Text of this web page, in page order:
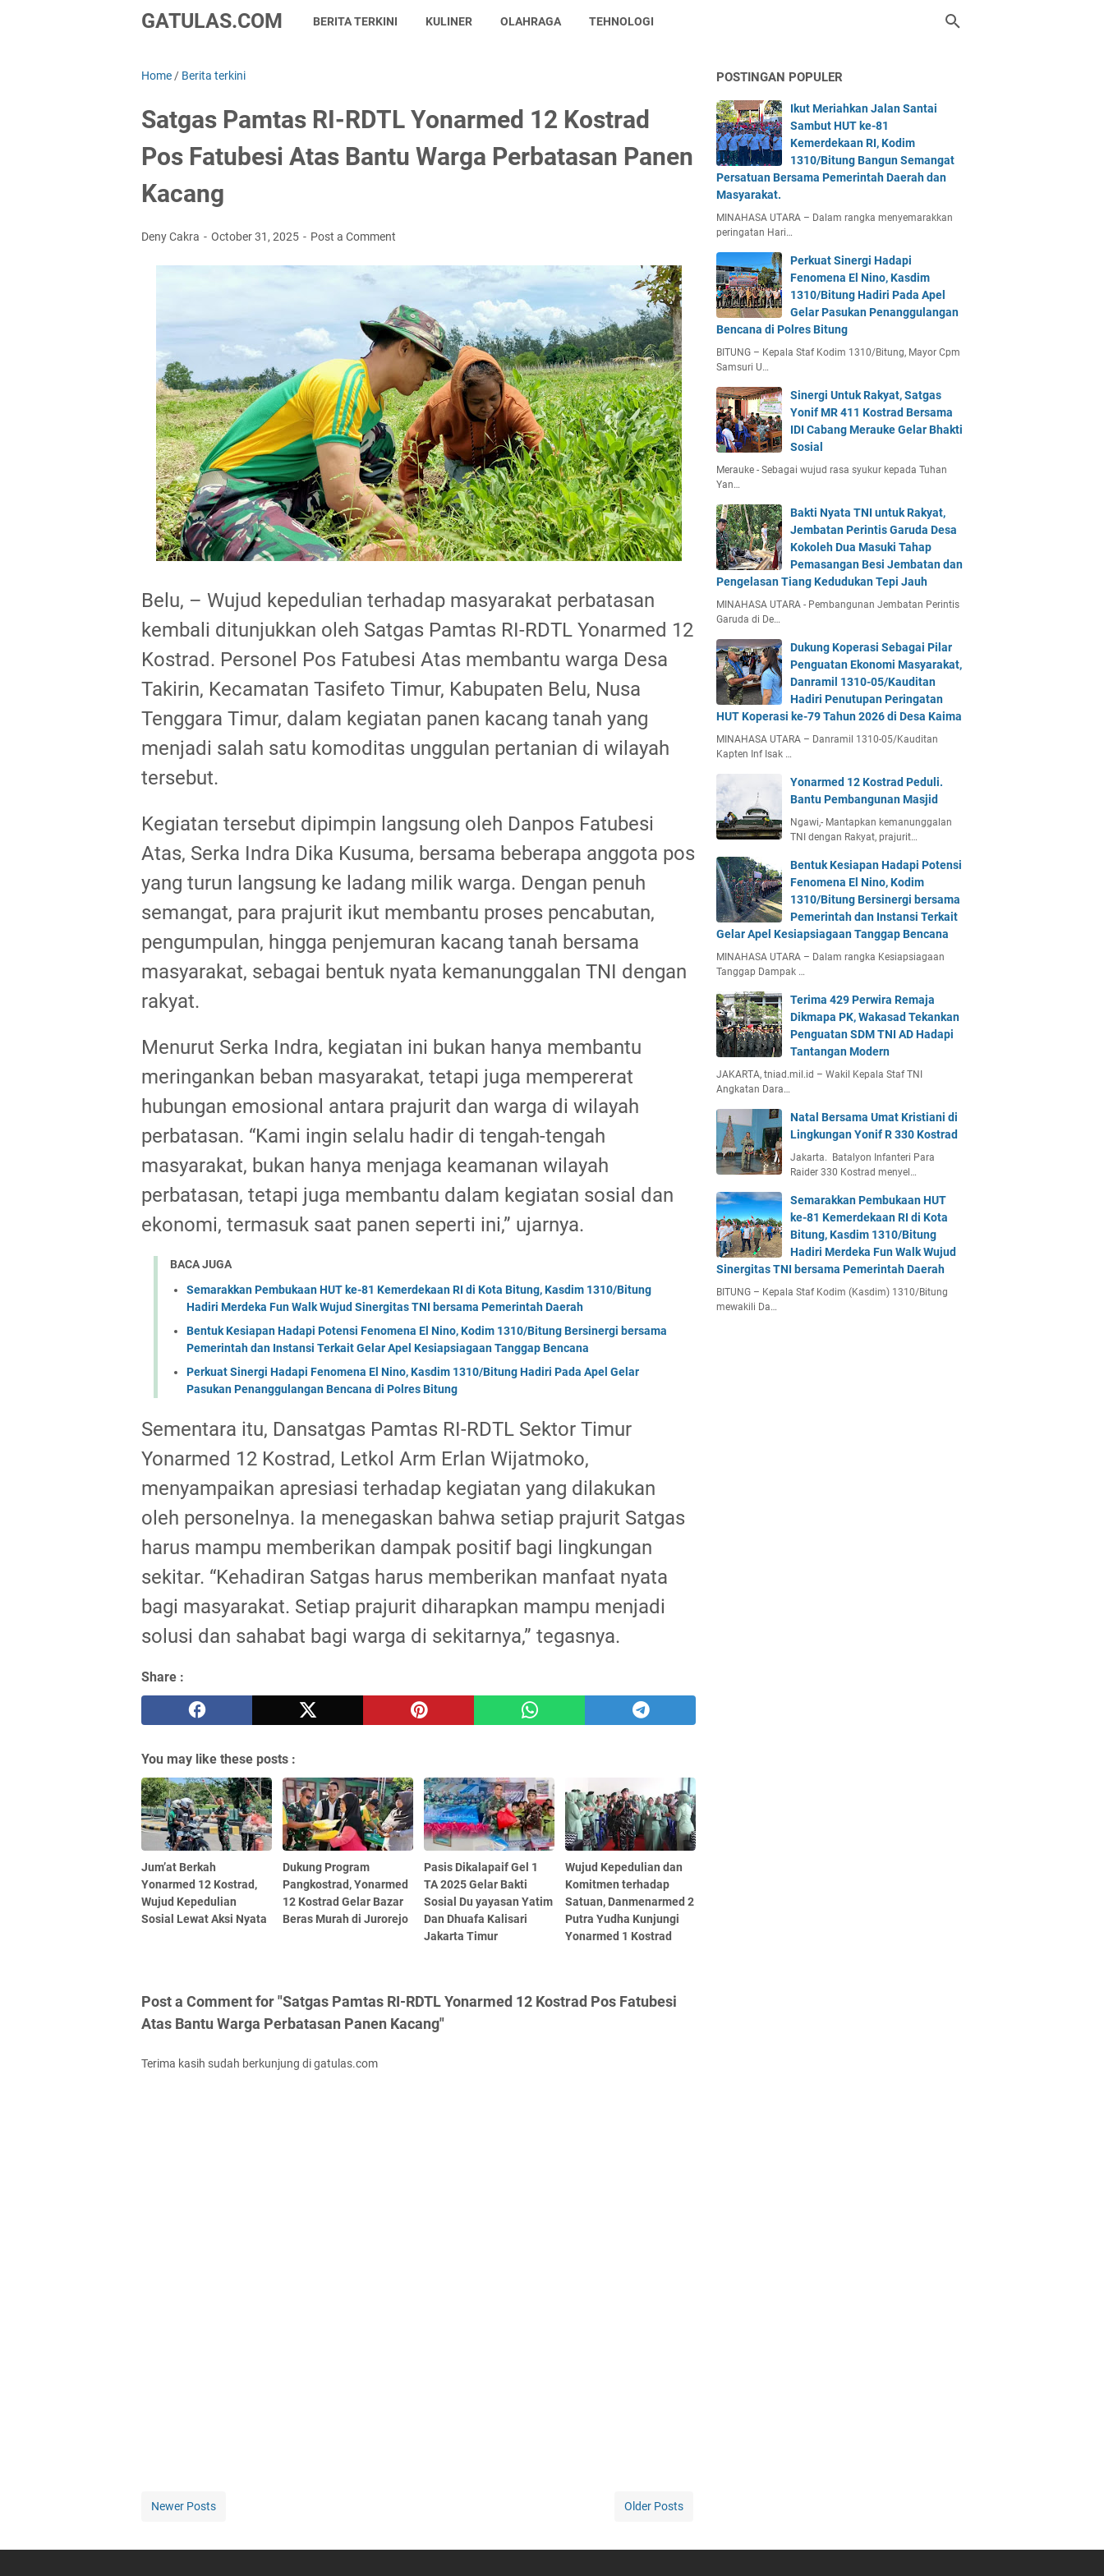
GATULAS.COM BERITA TERKINI KULINER OLAHRAGA TEHNOLOGI
Home / Berita terkini
Satgas Pamtas RI-RDTL Yonarmed 12 Kostrad
Pos Fatubesi Atas Bantu Warga Perbatasan Panen
Kacang
Deny Cakra October 31, 2025 Post a Comment
Belu, – Wujud kepedulian terhadap masyarakat perbatasan
kembali ditunjukkan oleh Satgas Pamtas RI-RDTL Yonarmed 12
Kostrad. Personel Pos Fatubesi Atas membantu warga Desa
Takirin, Kecamatan Tasifeto Timur, Kabupaten Belu, Nusa
Tenggara Timur, dalam kegiatan panen kacang tanah yang
menjadi salah satu komoditas unggulan pertanian di wilayah
tersebut.
Kegiatan tersebut dipimpin langsung oleh Danpos Fatubesi
Atas, Serka Indra Dika Kusuma, bersama beberapa anggota pos
yang turun langsung ke ladang milik warga. Dengan penuh
semangat, para prajurit ikut membantu proses pencabutan,
pengumpulan, hingga penjemuran kacang tanah bersama
masyarakat, sebagai bentuk nyata kemanunggalan TNI dengan
rakyat.
Menurut Serka Indra, kegiatan ini bukan hanya membantu
meringankan beban masyarakat, tetapi juga mempererat
hubungan emosional antara prajurit dan warga di wilayah
perbatasan. “Kami ingin selalu hadir di tengah-tengah
masyarakat, bukan hanya menjaga keamanan wilayah
perbatasan, tetapi juga membantu dalam kegiatan sosial dan
ekonomi, termasuk saat panen seperti ini,” ujarnya.
BACA JUGA
Semarakkan Pembukaan HUT ke-81 Kemerdekaan RI di Kota Bitung, Kasdim 1310/Bitung
Hadiri Merdeka Fun Walk Wujud Sinergitas TNI bersama Pemerintah Daerah
Bentuk Kesiapan Hadapi Potensi Fenomena El Nino, Kodim 1310/Bitung Bersinergi bersama
Pemerintah dan Instansi Terkait Gelar Apel Kesiapsiagaan Tanggap Bencana
Perkuat Sinergi Hadapi Fenomena El Nino, Kasdim 1310/Bitung Hadiri Pada Apel Gelar
Pasukan Penanggulangan Bencana di Polres Bitung
Sementara itu, Dansatgas Pamtas RI-RDTL Sektor Timur
Yonarmed 12 Kostrad, Letkol Arm Erlan Wijatmoko,
menyampaikan apresiasi terhadap kegiatan yang dilakukan
oleh personelnya. Ia menegaskan bahwa setiap prajurit Satgas
harus mampu memberikan dampak positif bagi lingkungan
sekitar. “Kehadiran Satgas harus memberikan manfaat nyata
bagi masyarakat. Setiap prajurit diharapkan mampu menjadi
solusi dan sahabat bagi warga di sekitarnya,” tegasnya.
Share :
You may like these posts :
Jum’at Berkah
Yonarmed 12 Kostrad,
Wujud Kepedulian
Sosial Lewat Aksi Nyata
Dukung Program
Pangkostrad, Yonarmed
12 Kostrad Gelar Bazar
Beras Murah di Jurorejo
Pasis Dikalapaif Gel 1
TA 2025 Gelar Bakti
Sosial Du yayasan Yatim
Dan Dhuafa Kalisari
Jakarta Timur
Wujud Kepedulian dan
Komitmen terhadap
Satuan, Danmenarmed 2
Putra Yudha Kunjungi
Yonarmed 1 Kostrad
Post a Comment for "Satgas Pamtas RI-RDTL Yonarmed 12 Kostrad Pos Fatubesi
Atas Bantu Warga Perbatasan Panen Kacang"
Terima kasih sudah berkunjung di gatulas.com
Newer Posts Older Posts
POSTINGAN POPULER
Ikut Meriahkan Jalan Santai
Sambut HUT ke-81
Kemerdekaan RI, Kodim
1310/Bitung Bangun Semangat
Persatuan Bersama Pemerintah Daerah dan
Masyarakat.
MINAHASA UTARA – Dalam rangka menyemarakkan
peringatan Hari…
Perkuat Sinergi Hadapi
Fenomena El Nino, Kasdim
1310/Bitung Hadiri Pada Apel
Gelar Pasukan Penanggulangan
Bencana di Polres Bitung
BITUNG – Kepala Staf Kodim 1310/Bitung, Mayor Cpm
Samsuri U…
Sinergi Untuk Rakyat, Satgas
Yonif MR 411 Kostrad Bersama
IDI Cabang Merauke Gelar Bhakti
Sosial
Merauke - Sebagai wujud rasa syukur kepada Tuhan
Yan…
Bakti Nyata TNI untuk Rakyat,
Jembatan Perintis Garuda Desa
Kokoleh Dua Masuki Tahap
Pemasangan Besi Jembatan dan
Pengelasan Tiang Kedudukan Tepi Jauh
MINAHASA UTARA - Pembangunan Jembatan Perintis
Garuda di De…
Dukung Koperasi Sebagai Pilar
Penguatan Ekonomi Masyarakat,
Danramil 1310-05/Kauditan
Hadiri Penutupan Peringatan
HUT Koperasi ke-79 Tahun 2026 di Desa Kaima
MINAHASA UTARA – Danramil 1310-05/Kauditan
Kapten Inf Isak …
Yonarmed 12 Kostrad Peduli.
Bantu Pembangunan Masjid
Ngawi,- Mantapkan kemanunggalan
TNI dengan Rakyat, prajurit…
Bentuk Kesiapan Hadapi Potensi
Fenomena El Nino, Kodim
1310/Bitung Bersinergi bersama
Pemerintah dan Instansi Terkait
Gelar Apel Kesiapsiagaan Tanggap Bencana
MINAHASA UTARA – Dalam rangka Kesiapsiagaan
Tanggap Dampak …
Terima 429 Perwira Remaja
Dikmapa PK, Wakasad Tekankan
Penguatan SDM TNI AD Hadapi
Tantangan Modern
JAKARTA, tniad.mil.id – Wakil Kepala Staf TNI
Angkatan Dara…
Natal Bersama Umat Kristiani di
Lingkungan Yonif R 330 Kostrad
Jakarta. Batalyon Infanteri Para
Raider 330 Kostrad menyel…
Semarakkan Pembukaan HUT
ke-81 Kemerdekaan RI di Kota
Bitung, Kasdim 1310/Bitung
Hadiri Merdeka Fun Walk Wujud
Sinergitas TNI bersama Pemerintah Daerah
BITUNG – Kepala Staf Kodim (Kasdim) 1310/Bitung
mewakili Da…